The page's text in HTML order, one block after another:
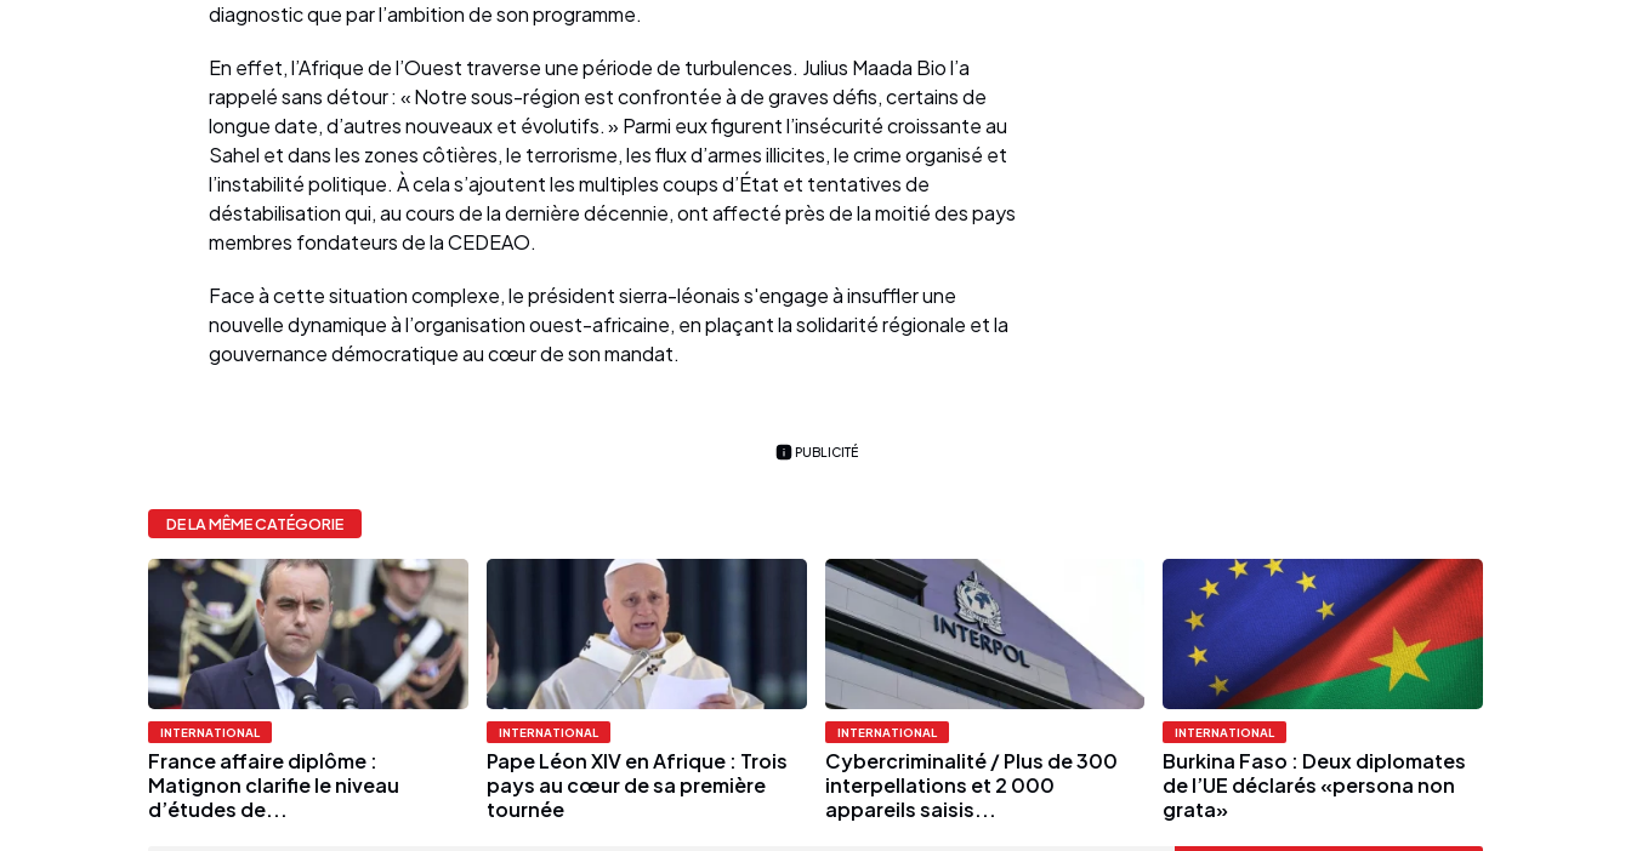
diagnostic que par l’ambition de son programme.
En effet, l’Afrique de l’Ouest traverse une période de turbulences. Julius Maada Bio l’a
rappelé sans détour : « Notre sous-région est confrontée à de graves défis, certains de
longue date, d’autres nouveaux et évolutifs. » Parmi eux figurent l’insécurité croissante au
Sahel et dans les zones côtières, le terrorisme, les flux d’armes illicites, le crime organisé et
l’instabilité politique. À cela s’ajoutent les multiples coups d’État et tentatives de
déstabilisation qui, au cours de la dernière décennie, ont affecté près de la moitié des pays
membres fondateurs de la CEDEAO.
Face à cette situation complexe, le président sierra-léonais s'engage à insuffler une
nouvelle dynamique à l’organisation ouest-africaine, en plaçant la solidarité régionale et la
gouvernance démocratique au cœur de son mandat.
PUBLICITÉ
DE LA MÊME CATÉGORIE
INTERNATIONAL
France affaire diplôme :
Matignon clarifie le niveau
d’études de...
INTERNATIONAL
Pape Léon XIV en Afrique : Trois
pays au cœur de sa première
tournée
INTERNATIONAL
Cybercriminalité / Plus de 300
interpellations et 2 000
appareils saisis...
INTERNATIONAL
Burkina Faso : Deux diplomates
de l’UE déclarés «persona non
grata»